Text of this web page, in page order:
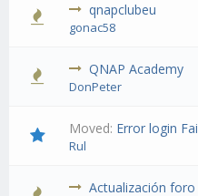
qnapclubeu
gonac58
QNAP Academy
DonPeter
Moved: Error login
Rul
Actualización